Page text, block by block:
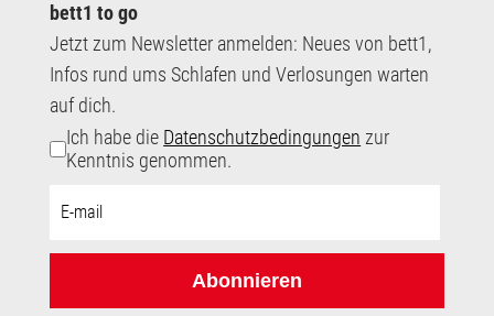
bett1 to go
Jetzt zum Newsletter anmelden: Neues von bett1,
Infos rund ums Schlafen und Verlosungen warten
auf dich.
Ich habe die Datenschutzbedingungen zur
Kenntnis genommen.
Mail-
Abonnieren